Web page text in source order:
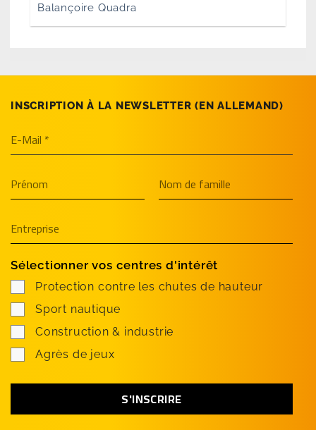
Balançoire Quadra
INSCRIPTION À LA NEWSLETTER (EN­ ALLEMAND)
Sélectionner vos centres d'intérêt
Protection contre les chutes de hauteur
Sport nautique
Construction & industrie
Agrès de jeux